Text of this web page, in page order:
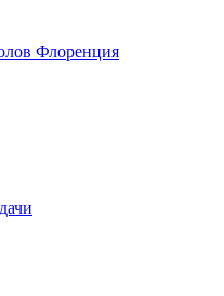
Флоренция